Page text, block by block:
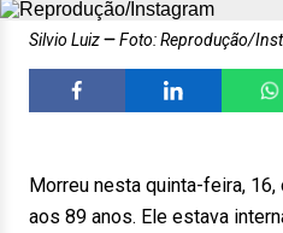
Silvio Luiz Foto: Reprodução/
Morreu nesta quinta-feira,
aos 89 anos. Ele estava